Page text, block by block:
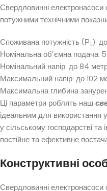
Свердловинні електронасоси
потужними технічними
Споживана потужність (Р₁):
Номінальна об’ємна подача:
Номінальний напір: до 84
Максимальний напір: до 102
Максимальна глибина
Ці параметри роблять наш
ідеальним для використання
у сільському господарстві
постійне та ефективне
Конструктивні
Свердловинні електронасоси